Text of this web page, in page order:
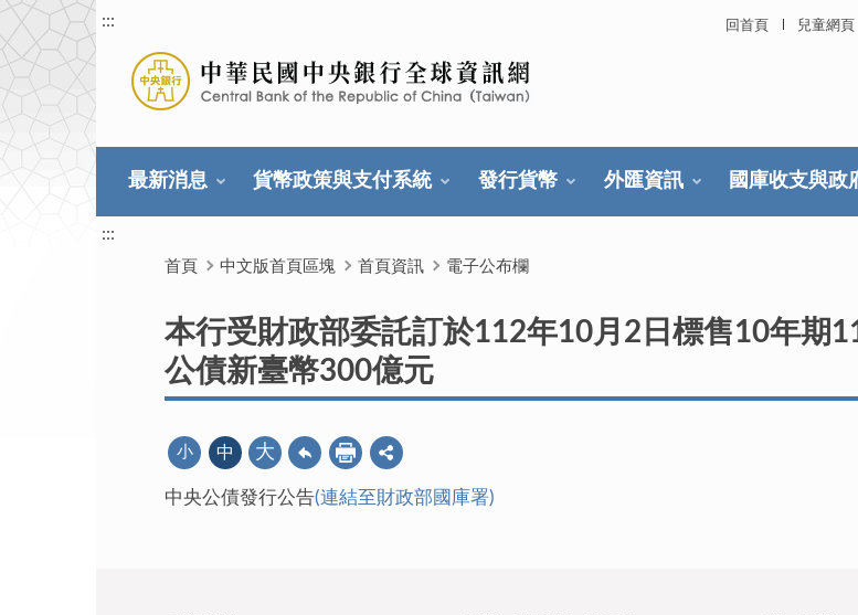
回首頁 兒童網頁
:::
最新消息 貨幣政策與支付系統 發行貨幣 外匯資訊 國庫收支與政
:::
首頁 中文版首頁區塊 首頁資訊 電子公布欄
本行受財政部委託訂於112年10月2日標售10年期
公債新臺幣300億元
小 中 大
中央公債發行公告(連結至財政部國庫署)